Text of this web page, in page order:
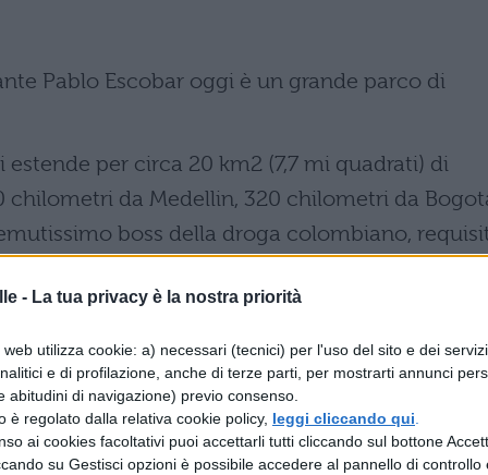
- La tua privacy è la nostra priorità
utilizza cookie: a) necessari (tecnici) per l'uso del sito e dei
e di profilazione, anche di terze parti, per mostrarti annunci
abitudini di navigazione) previo consenso.
è regolato dalla relativa cookie policy, leggi cliccando qui
ai cookies facoltativi puoi accettarli tutti cliccando sul bottone
su Gestisci opzioni è possibile accedere al pannello di controllo
Pablo Escobar oggi è un grande parco di
per circa 20 km2 (7,7 mi quadrati) di
chilometri da Medellin, 320 chilometri da
boss della droga colombiano,
e una fortezza, che oggi è diventato un
coloniale spagnola, un parco di sculture, e uno
tipi di animali provenienti da diversi
giraffe, e ippopotami. Mentre tutti gli altri
zoo del paese, gli ippopotami, non si sa